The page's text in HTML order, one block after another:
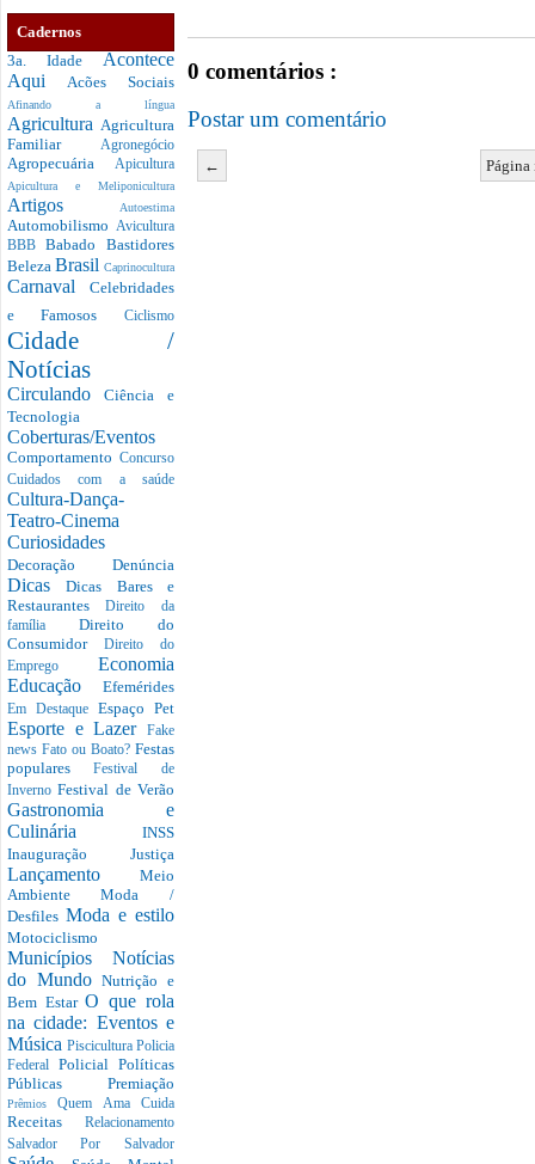
Cadernos
3a. Idade Acontece
Aqui Acões Sociais
Afinando a língua
Agricultura Agricultura
Familiar Agronegócio
Agropecuária Apicultura
Apicultura e Meliponicultura
Artigos Autoestima
Automobilismo Avicultura
BBBBabado Bastidores
Beleza Brasil Caprinocultura
Carnaval Celebridades
e Famosos Ciclismo
Cidade /
Notícias
CirculandoCiência e
Tecnologia
Coberturas/Eventos
Comportamento Concurso
Cuidados com a saúde
Cultura-Dança-
Teatro-Cinema
Curiosidades
Decoração Denúncia
DicasDicas Bares e
RestaurantesDireito da
família Direito do
Consumidor Direito do
Emprego Economia
Educação Efemérides
Em Destaque Espaço Pet
Esporte e Lazer
Fake
news Fato ou Boato? Festas
popularesFestival de
InvernoFestival de Verão
Gastronomia e
Culinária INSS
Inauguração Justiça
Lançamento Meio
AmbienteModa /
Desfiles Moda e estilo
Motociclismo
Municípios Notícias
do MundoNutrição e
Bem EstarO que rola
na cidade: Eventos e
Música Piscicultura Policia
Federal Policial Políticas
Públicas Premiação
PrêmiosQuem Ama Cuida
Receitas Relacionamento
Salvador Por Salvador
0 comentários :
Postar um comentário
←